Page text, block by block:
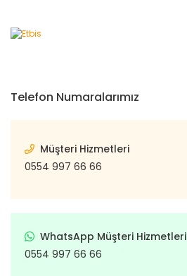
Telefon Numaralarımız
Müşteri Hizmetleri
0554 997 66 66
WhatsApp Müşteri Hizmetleri
0554 997 66 66